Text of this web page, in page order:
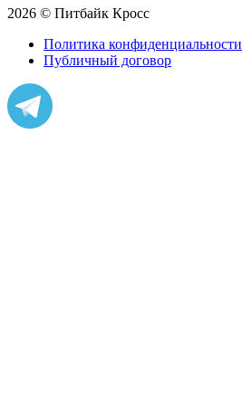
2026 © Питбайк Кросс
Политика конфиденциальности
Публичный договор